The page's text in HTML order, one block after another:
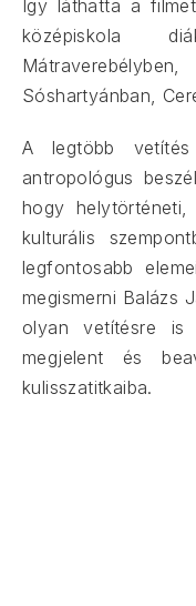
Így láthatta a
középiskola
Sóshartyánban,
A legtöbb
antropológus
hogy
kulturális
legfontosabb
megismerni Balázs
olyan vetítésre
megjelent és
kulisszatitkaiba.